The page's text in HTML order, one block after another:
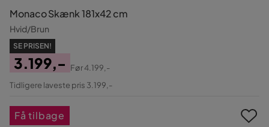
Monaco Skænk 181x42 cm
Hvid/Brun
SE PRISEN!
Pris
3.199,-
Original
Før4.199,-
Tidligere laveste pris 3.199,-
Få tilbage